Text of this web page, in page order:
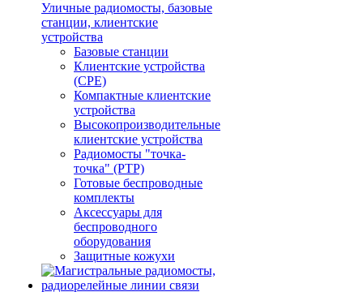
Уличные радиомосты, базовые
станции, клиентские
устройства
Базовые станции
Клиентские устройства
(CPE)
Компактные клиентские
устройства
Высокопроизводительные
клиентские устройства
Радиомосты "точка-
точка" (PTP)
Готовые беспроводные
комплекты
Аксессуары для
беспроводного
оборудования
Защитные кожухи